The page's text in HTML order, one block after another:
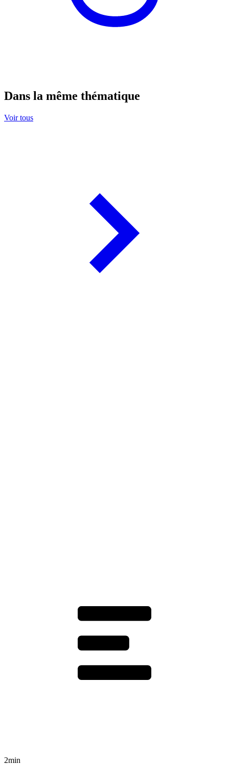
Dans la même thématique
Voir tous
2min